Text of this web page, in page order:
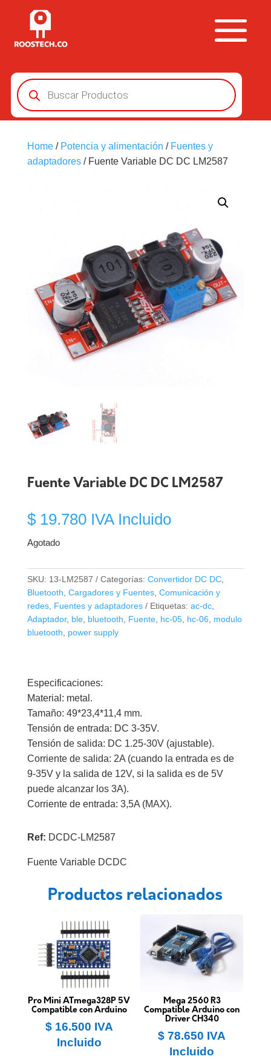
Búsqueda
de
productos
Home/ Potencia y alimentación / Fuentes y
adaptadores/ Fuente Variable DC DC LM2587
Fuente Variable DC DC LM2587
$19.780 IVA Incluido
Agotado
SKU: 13-LM2587 Categorías: Convertidor DC DC,
Bluetooth Cargadores y Fuentes, Comunicación y
redes, Fuentes y adaptadores Etiquetas: ac-dc,
Adaptador, ble, bluetooth Fuente, hc-05, hc-06
modulo
bluetooth
power supply
Especificaciones:
Material: metal.
Tamaño: 49*23,4*11,4 mm.
Tensión de entrada: DC 3-35V.
Tensión de salida: DC 1.25-30V (ajustable).
Corriente de salida: 2A (cuando la entrada es de
9-35V y la salida de 12V, si la salida es de 5V
puede alcanzar los 3A).
Corriente de entrada: 3,5A (MAX).
Ref: DCDC-LM2587
Fuente Variable DCDC
Productos relacionados
Pro Mini ATmega328P 5V
Compatible con Arduino
$16.500 IVA
Incluido
Mega 2560 R3
Compatible Arduino con
Driver CH340
$ 78.650 IVA
Incluido